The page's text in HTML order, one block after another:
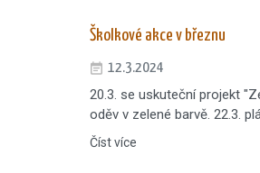
Školkové akce v březnu
12.3.2024
20.3. se uskuteční projekt
oděv v zelené barvě. 22.3.
Číst více